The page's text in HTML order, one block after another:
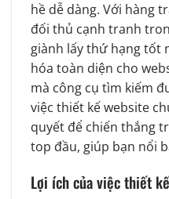
hề dễ dàng. Với hàng
đối thủ cạnh tranh
giành lấy thứ hạng tốt
hóa toàn diện cho
mà công cụ tìm kiếm
việc thiết kế website
quyết để chiến thắng
top đầu, giúp bạn nổi
Lợi ích của việc thiết